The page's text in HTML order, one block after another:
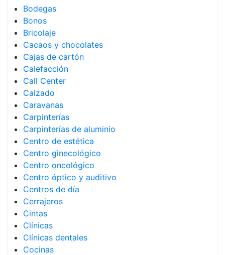
Bodegas
Bonos
Bricolaje
Cacaos y chocolates
Cajas de cartón
Calefacción
Call Center
Calzado
Caravanas
Carpinterías
Carpinterías de aluminio
Centro de estética
Centro ginecológico
Centro oncológico
Centro óptico y auditivo
Centros de día
Cerrajeros
Cintas
Clínicas
Clínicas dentales
Cocinas